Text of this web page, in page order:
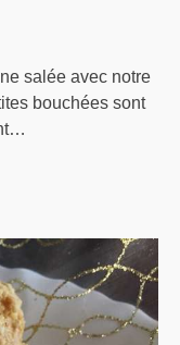
salée avec notre
bouchées sont